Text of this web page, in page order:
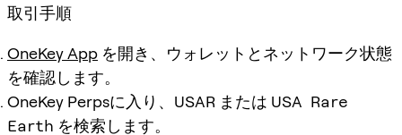
取引手順
OneKey App を開き、ウォレットとネットワーク状態
を確認します。
OneKey Perpsに入り、 USAR または USA Rare
Earth を検索します。